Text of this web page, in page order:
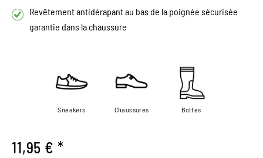
Revêtement antidérapant au bas de la poignée sécurisée
garantie dans la chaussure
Sneakers Chaussures Bottes
11,95 € *